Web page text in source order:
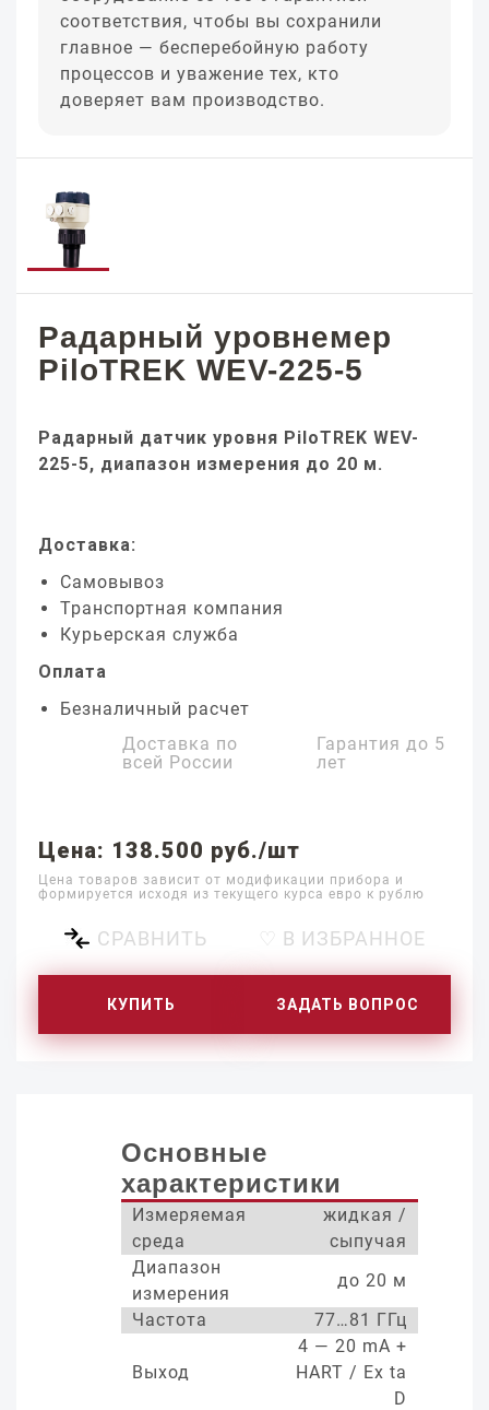
соответствия, чтобы вы сохранили
главное — бесперебойную работу
процессов и уважение тех, кто
доверяет вам производство.
Радарный уровнемер
PiloTREK WEV-225-5
Радарный датчик уровня PiloTREK WEV-
225-5, диапазон измерения до 20 м.
Доставка:
Самовывоз
Транспортная компания
Курьерская служба
Оплата
Безналичный расчет
Доставка по
всей России
Гарантия до 5
лет
Цена: 138.500 руб./шт
Цена товаров зависит от модификации прибора и
формируется исходя из текущего курса евро к рублю
СРАВНИТЬ ♡ В ИЗБРАННОЕ
КУПИТЬ ЗАДАТЬ ВОПРОС
Основные
характеристики
Измеряемая
среда
жидкая /
сыпучая
Диапазон
измерения
до 20 м
Частота
77…81 ГГц
Выход
4 — 20 mA +
HART / Ex ta
D